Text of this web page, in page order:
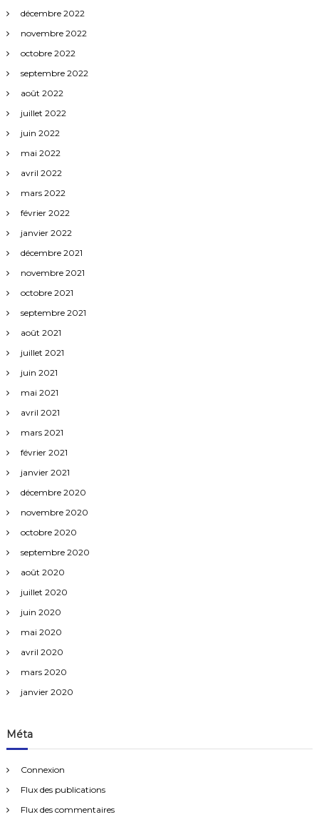
décembre 2022
novembre 2022
octobre 2022
septembre 2022
août 2022
juillet 2022
juin 2022
mai 2022
avril 2022
mars 2022
février 2022
janvier 2022
décembre 2021
novembre 2021
octobre 2021
septembre 2021
août 2021
juillet 2021
juin 2021
mai 2021
avril 2021
mars 2021
février 2021
janvier 2021
décembre 2020
novembre 2020
octobre 2020
septembre 2020
août 2020
juillet 2020
juin 2020
mai 2020
avril 2020
mars 2020
janvier 2020
Méta
Connexion
Flux des publications
Flux des commentaires